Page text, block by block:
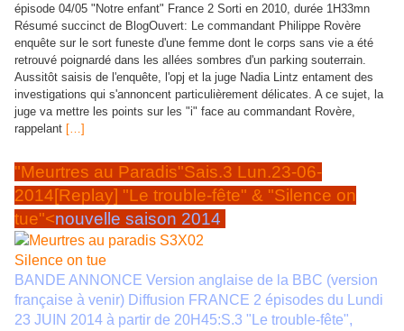
épisode 04/05 "Notre enfant" France 2 Sorti en 2010, durée 1H33mn
Résumé succinct de BlogOuvert: Le commandant Philippe Rovère
enquête sur le sort funeste d'une femme dont le corps sans vie a été
retrouvé poignardé dans les allées sombres d'un parking souterrain.
Aussitôt saisis de l'enquête, l'opj et la juge Nadia Lintz entament des
investigations qui s'annoncent particulièrement délicates. A ce sujet, la
juge va mettre les points sur les "i" face au commandant Rovère,
rappelant […]
"Meurtres au Paradis"Sais.3 Lun.23-06-
2014[Replay] "Le trouble-fête" & "Silence on
tue"<nouvelle saison 2014
BANDE ANNONCE Version anglaise de la BBC (version
française à venir) Diffusion FRANCE 2 épisodes du Lundi
23 JUIN 2014 à partir de 20H45:S.3 "Le trouble-fête",